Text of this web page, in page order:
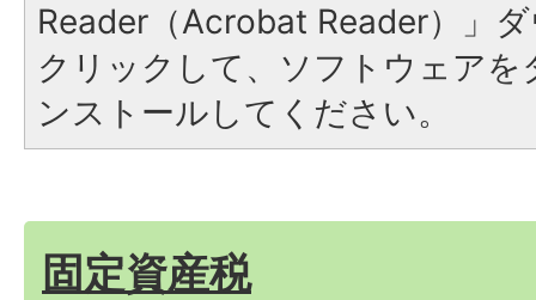
Reader（Acrobat Reader）」
クリックして、ソフトウェア
ンストールしてください。
固定資産税